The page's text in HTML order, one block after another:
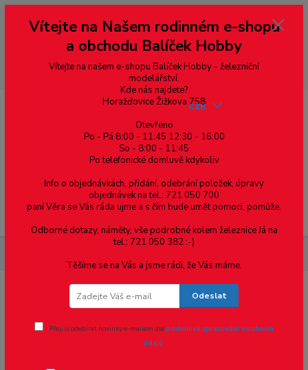
--- pro zákazníky ze Slovenska a jiných zemí, pokud chcete platit v eurech
přepněte si e-shop na euro 💶 pro přepočet měny - pravý horní roh ---
dobírky – pokud si z nějakého důvodu zásilku nevyzvednete, bude po
domluvě zaslána znovu s opětovnou platbou za poštovné, v opačném
případě bude zrušena a účet přidán na blacklist a rušeny následující
objednávky.
Menu
CZK
Profil I v. 7,9 mm 2ks v balení
Novinka
Vítejte na Našem rodinném e-shopu
a obchodu Balíček Hobby
Vítejte na našem e-shopu Balíček Hobby - železniční
modelářství.
Kde nás najdete?
Horažďovice Žižkova 758
Otevřeno
Po - Pá 8:00 - 11:45 12:30 - 16:00
So - 8:00 - 11:45
Po telefonické domluvě kdykoliv
Info o objednávkách, přidání, odebrání položek, úpravy
objednávek na tel.: 721 050 700
paní Věra se Vás ráda ujme a s čím bude umět pomoci, pomůže.
Odborné dotazy, náměty, vše podrobné kolem železnice Já na
tel.: 721 050 382 :-)
Těšíme se na Vás a jsme rádi, že Vás máme.
Odeslat
Přeji si odebírat novinky e-mailem dlepodmínek zpracování osobních
údajů.